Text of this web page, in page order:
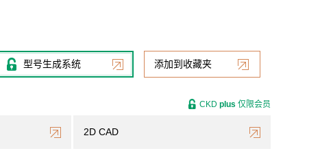
型号生成系统 添加到收藏夹
2D CAD
CKD plus 仅限会员